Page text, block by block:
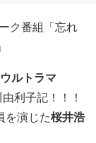
ク番組「忘れ
ルトラマ
利子記！！！
を演じた桜井浩